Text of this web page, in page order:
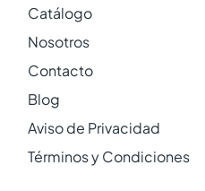
Catálogo
Nosotros
Contacto
Blog
Aviso de Privacidad
Términos y Condiciones